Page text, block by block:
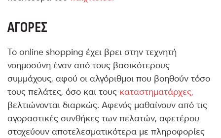
ΑΓΟΡΈΣ
Το online shopping έχει βρει στην τεχνητή
νοημοσύνη έναν από τους βασικότερους
συμμάχους, αφού οι αλγόριθμοι που βοηθούν τόσο
τους πελάτες, όσο και τους καταστηματάρχες,
βελτιώνονται διαρκώς. Αφενός μαθαίνουν από τις
αγοραστικές συνθήκες των πελατών, αφετέρου
στοχεύουν αποτελεσματικότερα με πληροφορίες